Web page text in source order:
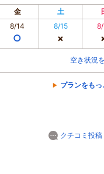
金 土
8/14
○
8/15
×
空き状況
プランをもっ
クチコミ投稿